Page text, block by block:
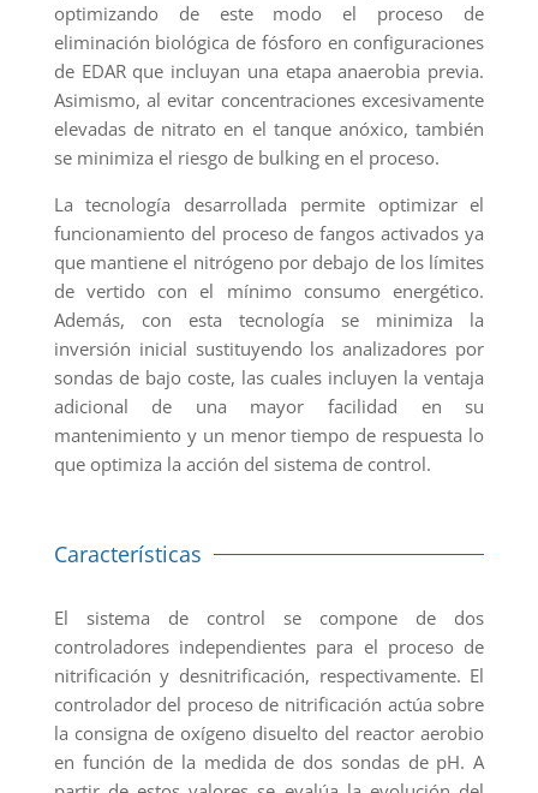
optimizando de este modo el proceso de
eliminación biológica de fósforo en configuraciones
de EDAR que incluyan una etapa anaerobia previa.
Asimismo, al evitar concentraciones excesivamente
elevadas de nitrato en el tanque anóxico, también
se minimiza el riesgo de bulking en el proceso.
La tecnología desarrollada permite optimizar el
funcionamiento del proceso de fangos activados ya
que mantiene el nitrógeno por debajo de los límites
de vertido con el mínimo consumo energético.
Además, con esta tecnología se minimiza la
inversión inicial sustituyendo los analizadores por
sondas de bajo coste, las cuales incluyen la ventaja
adicional de una mayor facilidad en su
mantenimiento y un menor tiempo de respuesta lo
que optimiza la acción del sistema de control.
Características
El sistema de control se compone de dos
controladores independientes para el proceso de
nitrificación y desnitrificación, respectivamente. El
controlador del proceso de nitrificación actúa sobre
la consigna de oxígeno disuelto del reactor aerobio
en función de la medida de dos sondas de pH. A